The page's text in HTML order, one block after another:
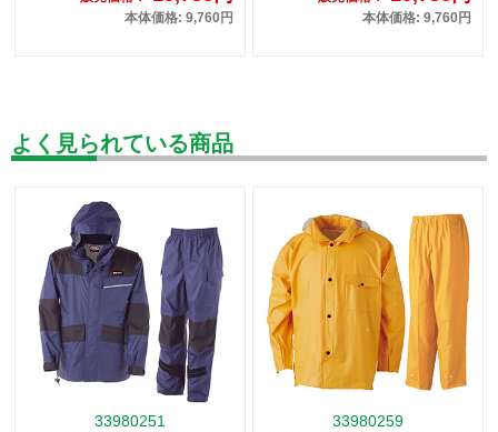
本体価格: 9,760円 本体価格: 9,760円
よく見られている商品
33980251 33980259